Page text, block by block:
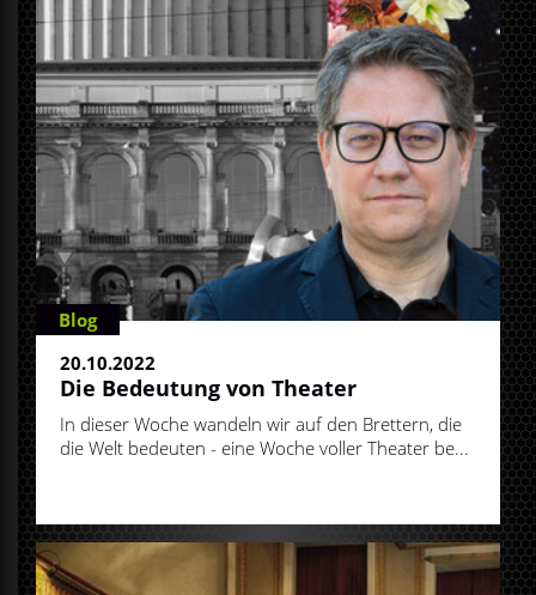
Blog
20.10.2022
Die Bedeutung von Theater
In dieser Woche wandeln wir auf den Brettern, die
die Welt bedeuten - eine Woche voller Theater be...